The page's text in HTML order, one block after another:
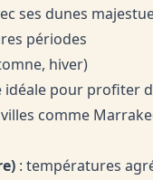
ses dunes
périodes
hiver)
idéale pour profiter
comme
: températures